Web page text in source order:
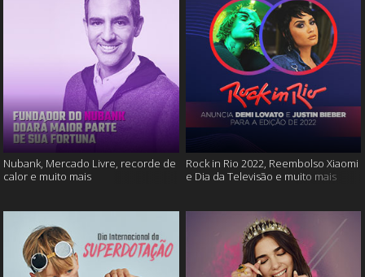
Nubank, Mercado Livre, recorde de
calor e muito mais
Rock in Rio 2022, Reembolso Xiaomi
e Dia da Televisão e muito mais